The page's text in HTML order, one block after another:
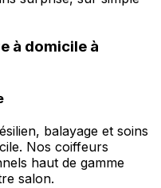
à domicile à
balayage et soins
Nos coiffeurs
haut de gamme
salon.